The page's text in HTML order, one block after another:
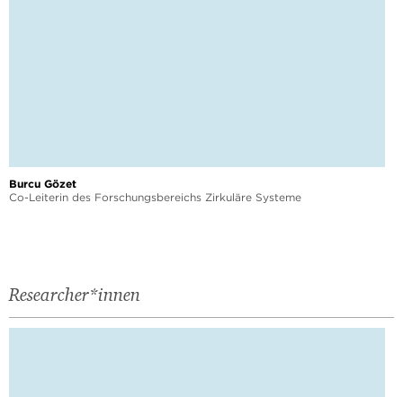
Burcu Gözet
Co-Leiterin des Forschungsbereichs Zirkuläre Systeme
Researcher*innen